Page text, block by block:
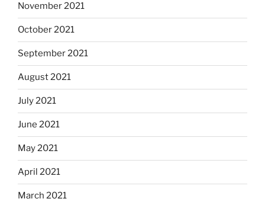
November 2021
October 2021
September 2021
August 2021
July 2021
June 2021
May 2021
April 2021
March 2021